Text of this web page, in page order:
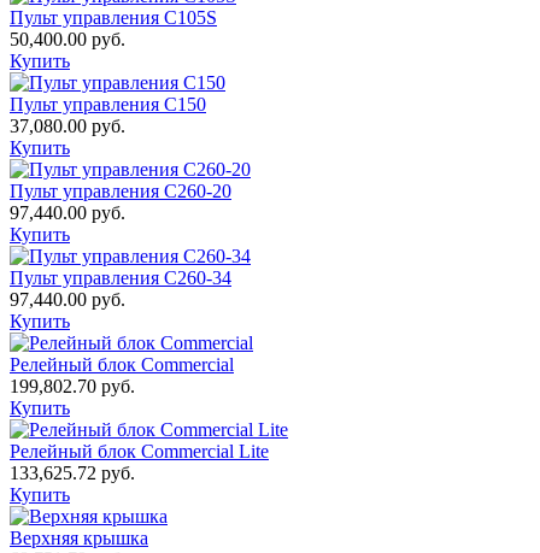
Пульт управления С105S
50,400.00 руб.
Купить
Пульт управления С150
37,080.00 руб.
Купить
Пульт управления С260-20
97,440.00 руб.
Купить
Пульт управления С260-34
97,440.00 руб.
Купить
Релейный блок Commercial
199,802.70 руб.
Купить
Релейный блок Commercial Lite
133,625.72 руб.
Купить
Верхняя крышка